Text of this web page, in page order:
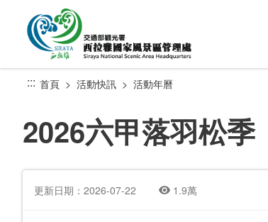
::: 首頁 活動快訊 活動年曆
2026六甲落羽松季
更新日期：2026-07-22 1.9萬